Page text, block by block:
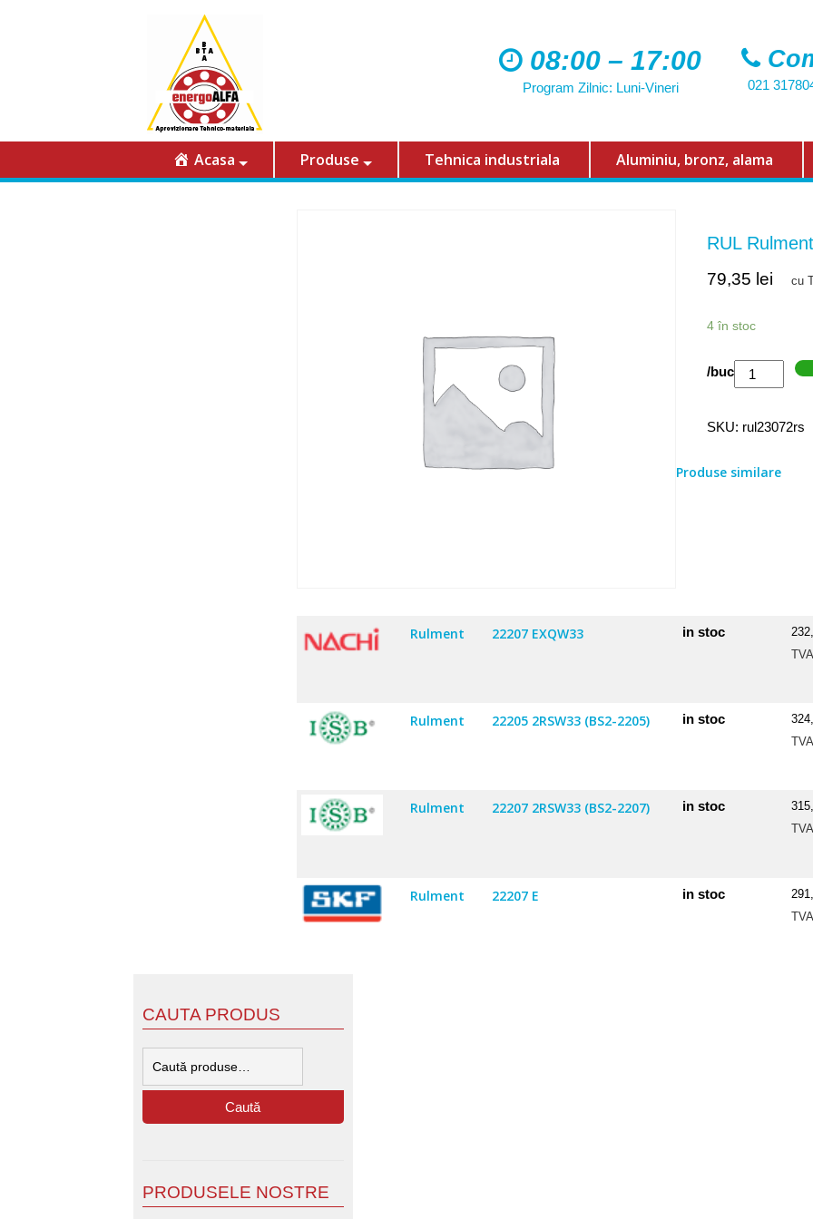
08:00 – 17:00
Program Zilnic: Luni-Vineri 021
Acasa Produse Tehnica industriala Aluminiu, bronz, alama
RUL
79,35 lei cu
4 în stoc
Cantitate
/buc
SKU: rul23072rs
Produse similare
Rulment 22207 EXQW33 in stoc
TVA
Rulment 22205 2RSW33 (BS2-2205) in stoc
TVA
Rulment 22207 2RSW33 (BS2-2207) in stoc
TVA
Rulment 22207 E in stoc
TVA
CAUTA PRODUS
Caută
PRODUSELE NOSTRE